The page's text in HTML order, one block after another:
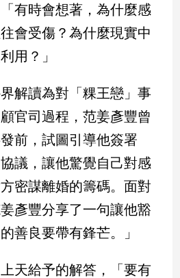
有時會想著，為什麼感
會受傷？為什麼現實中
用？」
解讀為對「粿王戀」事
官司過程，范姜彥豐曾
前，試圖引導他簽署
議，讓他驚覺自己對感
密謀離婚的籌碼。面對
彥豐分享了一句讓他豁
善良要帶有鋒芒。」
天給予的解答，「要有